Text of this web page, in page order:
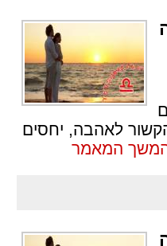
לאהבה, יחסים
המאמר